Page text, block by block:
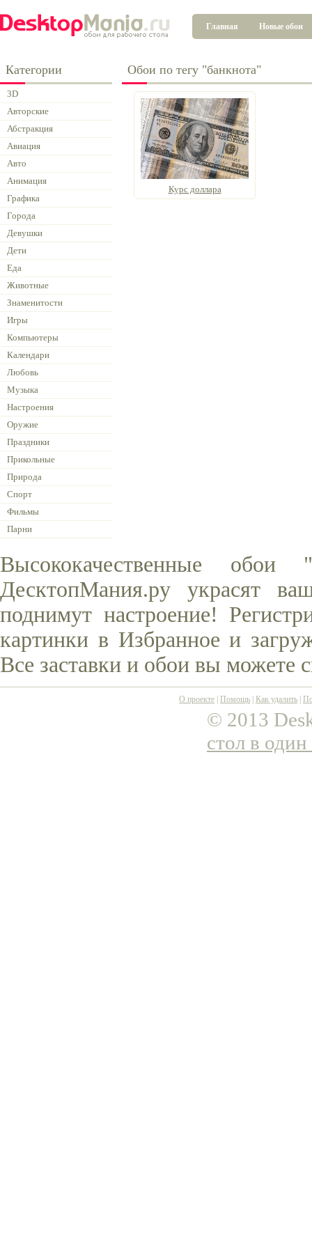
Главная Новые обои
Категории
3D
Авторские
Абстракция
Авиация
Авто
Анимация
Графика
Города
Девушки
Дети
Еда
Животные
Знаменитости
Игры
Компьютеры
Календари
Любовь
Музыка
Настроения
Оружие
Праздники
Прикольные
Природа
Спорт
Фильмы
Парни
Обои по тегу "банкнота"
Курс доллара
Высококачественные
ДесктопМания.ру украсят
поднимут настроение!
картинки в Избранное и
Все заставки и обои вы можете
О проекте Помощь Как удалить
© 2013
стол в